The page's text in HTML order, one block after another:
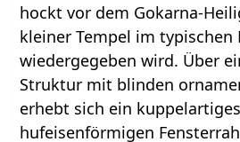
hockt vor dem Gokarna-
kleiner Tempel im typischen
wiedergegeben wird. Über
Struktur mit blinden
erhebt sich ein
hufeisenförmigen